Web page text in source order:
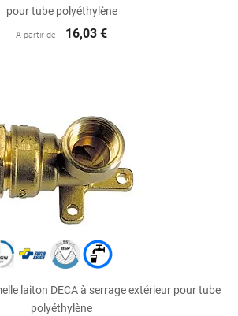
pour tube polyéthylène
A partir de 16,03 €
laiton DECA à serrage extérieur pour tube
polyéthylène